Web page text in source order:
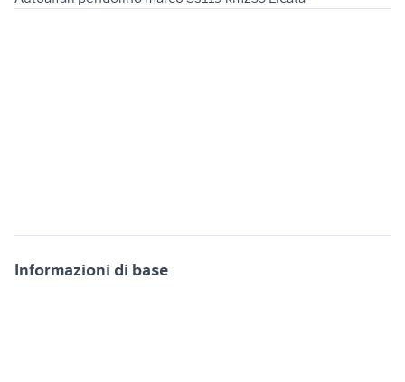
Informazioni di base